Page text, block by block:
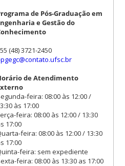
de Pós-Graduação em
e Gestão do
(48) 3721-2450
de Atendimento
feira: 08:00 às 12:00 /
às 17:00
feira: 08:00 às 12:00 / 13:30
17:00
feira: 08:00 às 12:00 / 13:30
17:00
feira: sem expediente
feira: 08:00 às 13:30 as 17:00